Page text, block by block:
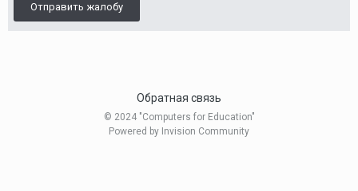
Отправить жалобу
Обратная связь
© 2024 "Computers for Education"
Powered by Invision Community